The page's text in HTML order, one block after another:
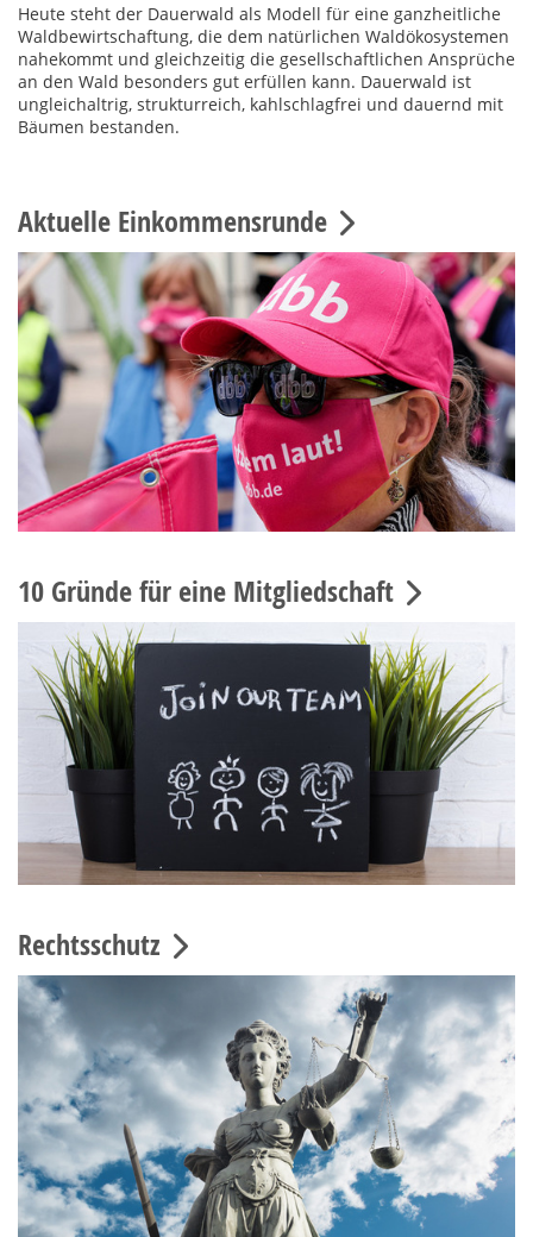
Heute steht der Dauerwald als Modell für eine ganzheitliche
Waldbewirtschaftung, die dem natürlichen Waldökosystemen
nahekommt und gleichzeitig die gesellschaftlichen Ansprüche
an den Wald besonders gut erfüllen kann. Dauerwald ist
ungleichaltrig, strukturreich, kahlschlagfrei und dauernd mit
Bäumen bestanden.
Aktuelle Einkommensrunde
10 Gründe für eine Mitgliedschaft
Rechtsschutz